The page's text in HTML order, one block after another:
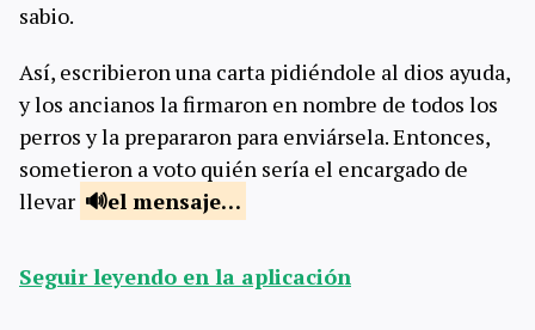
sabio.
Así, escribieron una carta pidiéndole al dios ayuda,
y los ancianos la firmaron en nombre de todos los
perros y la prepararon para enviársela. Entonces,
sometieron a voto quién sería el encargado de
llevar
el mensaje…
Seguir leyendo en la aplicación